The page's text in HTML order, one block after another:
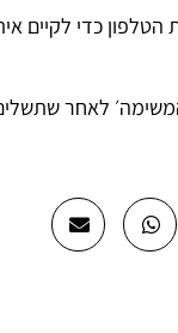
כדי לקיים
לאחר